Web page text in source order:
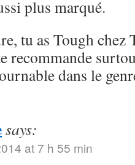
plus marqué.
tu as Tough chez
recommande
dans le
says:
at 7 h 55 min